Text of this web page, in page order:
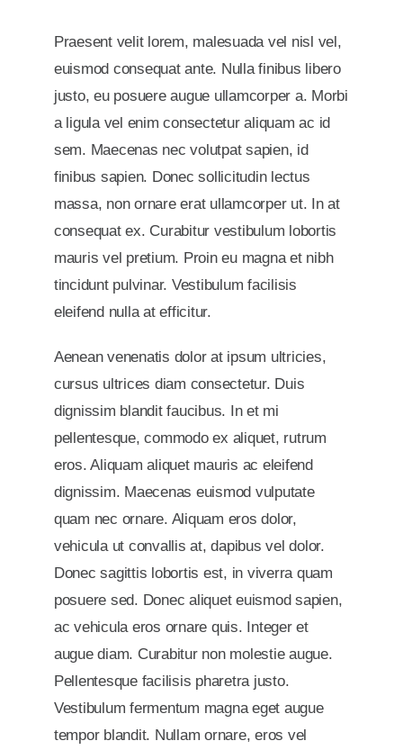
Praesent velit lorem, malesuada vel nisl vel,
euismod consequat ante. Nulla finibus libero
justo, eu posuere augue ullamcorper a. Morbi
a ligula vel enim consectetur aliquam ac id
sem. Maecenas nec volutpat sapien, id
finibus sapien. Donec sollicitudin lectus
massa, non ornare erat ullamcorper ut. In at
consequat ex. Curabitur vestibulum lobortis
mauris vel pretium. Proin eu magna et nibh
tincidunt pulvinar. Vestibulum facilisis
eleifend nulla at efficitur.
Aenean venenatis dolor at ipsum ultricies,
cursus ultrices diam consectetur. Duis
dignissim blandit faucibus. In et mi
pellentesque, commodo ex aliquet, rutrum
eros. Aliquam aliquet mauris ac eleifend
dignissim. Maecenas euismod vulputate
quam nec ornare. Aliquam eros dolor,
vehicula ut convallis at, dapibus vel dolor.
Donec sagittis lobortis est, in viverra quam
posuere sed. Donec aliquet euismod sapien,
ac vehicula eros ornare quis. Integer et
augue diam. Curabitur non molestie augue.
Pellentesque facilisis pharetra justo.
Vestibulum fermentum magna eget augue
tempor blandit. Nullam ornare, eros vel